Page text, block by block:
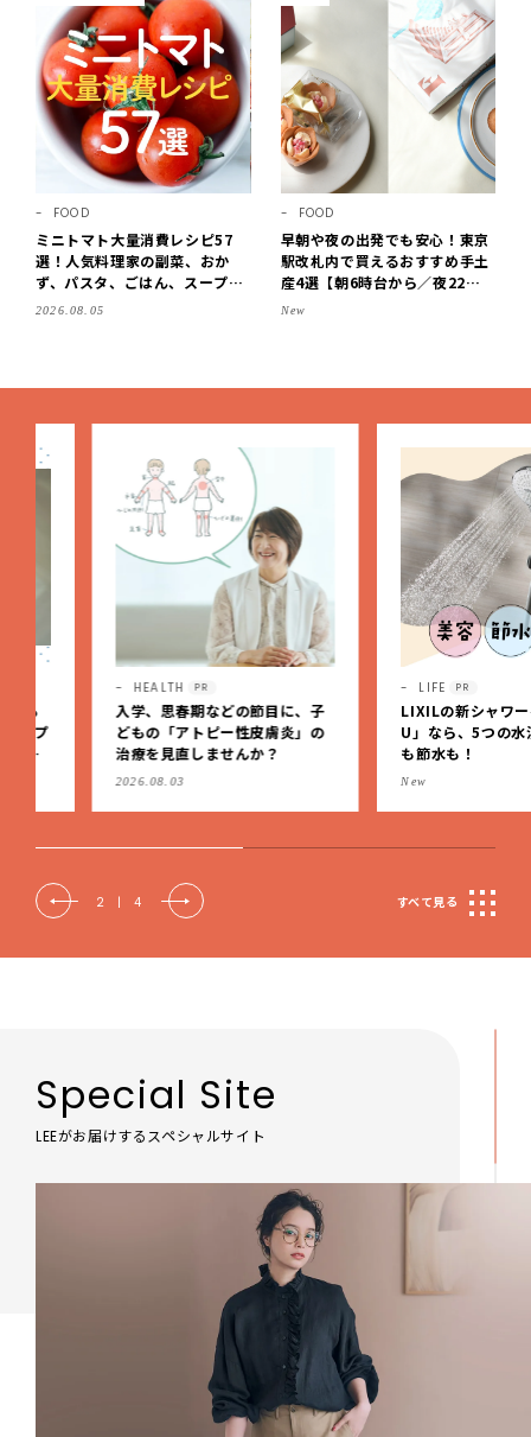
FOOD
ミニトマト大量消費レシピ57
選！人気料理家の副菜、おか
ず、パスタ、ごはん、スープま
で【保存版】
2026.08.05
FOOD
早朝や夜の出発でも安心！東京
駅改札内で買えるおすすめ手土
産4選【朝6時台から／夜22時
まで営業】
New
HEALTH PR
入学、思春期などの節目に、子
どもの「アトピー性皮膚炎」の
治療を見直しませんか？
2026.08.03
PR
LIXILの新シャワーヘッド
U」なら、5つの水流で美
も節水も！
2 | 4 すべて見る
Special Site
LEEがお届けするスペシャルサイト